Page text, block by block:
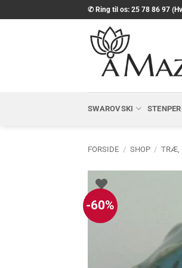
til
✆ Ring til os: 25 78 86 97
SWAROVSKI
FORSIDE / SHOP / TRÆ,
-60%